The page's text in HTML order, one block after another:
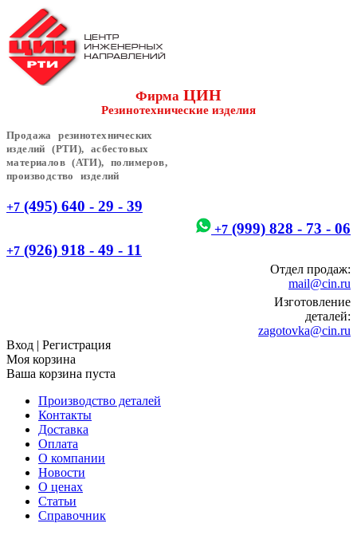
Фирма ЦИН
Резинотехнические изделия
Продажа резинотехнических
изделий (РТИ), асбестовых
материалов (АТИ), полимеров,
производство изделий
+7 (495) 640 - 29 - 39
+7 (999) 828 - 73 - 06
+7 (926) 918 - 49 - 11
Отдел продаж:
mail@cin.ru
Изготовление
деталей:
zagotovka@cin.ru
Вход | Регистрация
Моя корзина
Ваша корзина пуста
Производство деталей
Контакты
Доставка
Оплата
О компании
Новости
О ценах
Статьи
Справочник